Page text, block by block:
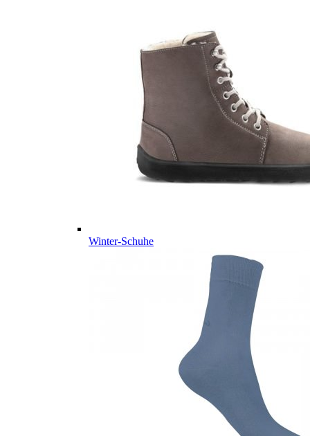
Winter-Schuhe